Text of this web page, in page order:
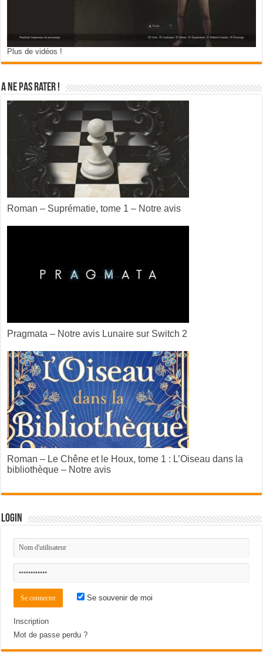
Plus de vidéos !
A ne pas rater !
Roman – Suprématie, tome 1 – Notre avis
Pragmata – Notre avis Lunaire sur Switch 2
Roman – Le Chêne et le Houx, tome 1 : L’Oiseau dans la
bibliothèque – Notre avis
Login
Se souvenir de moi
Inscription
Mot de passe perdu ?